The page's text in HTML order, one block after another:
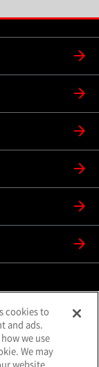
（別ウィンドウで開
（別ウィンドウで開
cookies to
and ads.
we use
We may
website